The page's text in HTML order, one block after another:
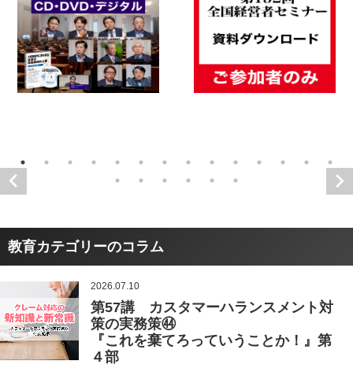
教育カテゴリーのコラム
2026.07.10
第57講 カスタマーハランスメント対
策の実務策㊹
『これを棄てろっていうことか！』第
４部